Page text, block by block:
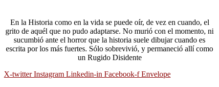
En la Historia como en la vida se puede oír, de vez en cuando, el
grito de aquél que no pudo adaptarse. No murió con el momento, ni
sucumbió ante el horror que la historia suele dibujar cuando es
escrita por los más fuertes. Sólo sobrevivió, y permaneció allí como
un Rugido Disidente
X-twitter Instagram Linkedin-in Facebook-f Envelope